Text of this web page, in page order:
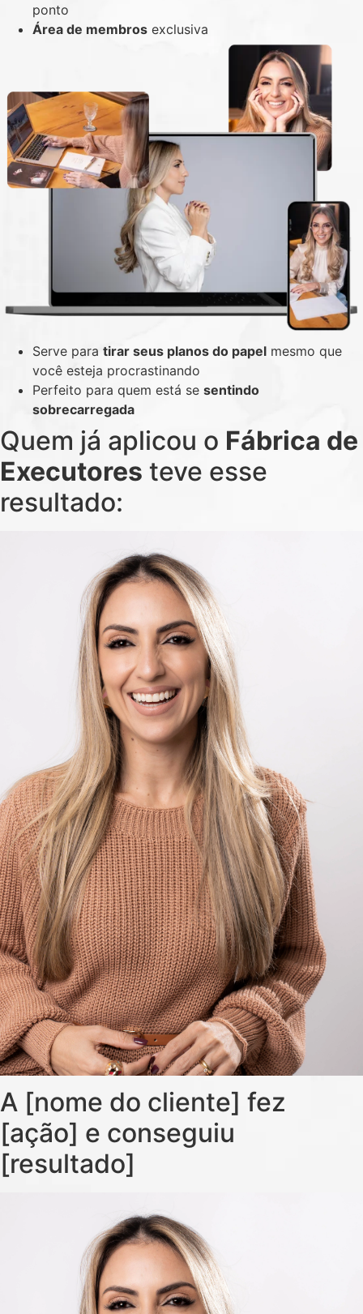
ponto
Área de membros exclusiva
Serve para tirar seus planos do papel mesmo que
você esteja procrastinando
Perfeito para quem está se sentindo
sobrecarregada
Quem já aplicou o Fábrica de
Executores teve esse
resultado:
A [nome do cliente] fez
[ação] e conseguiu
[resultado]